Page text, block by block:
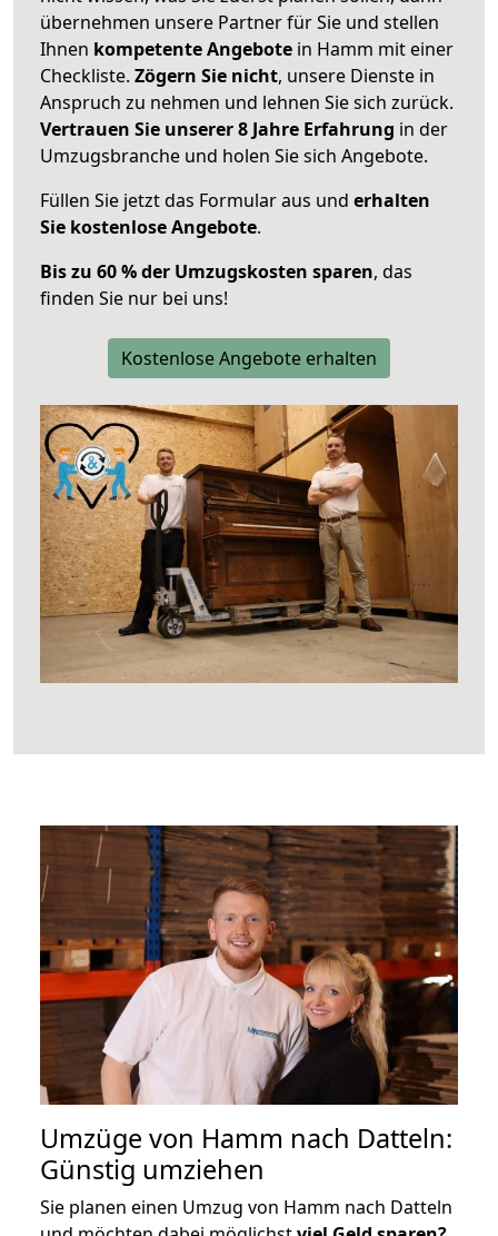
übernehmen unsere Partner für Sie und stellen
Ihnen kompetente Angebote in Hamm mit einer
Checkliste. Zögern Sie nicht, unsere Dienste in
Anspruch zu nehmen und lehnen Sie sich zurück.
Vertrauen Sie unserer 8 Jahre Erfahrung in der
Umzugsbranche und holen Sie sich Angebote.
Füllen Sie jetzt das Formular aus und erhalten
Sie kostenlose Angebote.
Bis zu 60 % der Umzugskosten sparen, das
finden Sie nur bei uns!
Kostenlose Angebote erhalten
Umzüge von Hamm nach Datteln:
Günstig umziehen
Sie planen einen Umzug von Hamm nach Datteln